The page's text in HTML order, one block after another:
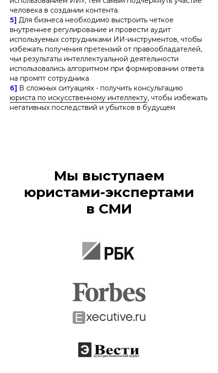
человека в создании контента.
5] Для бизнеса необходимо выстроить четкое
внутреннее регулирование и провести аудит
используемых сотрудниками ИИ-инструментов, чтобы
избежать получения претензий от правообладателей,
чьи результаты интеллектуальной деятельности
использовались алгоритмом при формировании ответа
на промпт сотрудника
6] В сложных ситуациях - получить консультацию
юриста по искусственному интеллекту, чтобы избежать
негативных последствий и убытков в будущем
Мы выступаем
юристами-экспертами
в СМИ